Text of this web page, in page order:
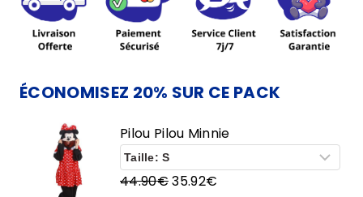
ÉCONOMISEZ 20% SUR CE PACK
Pilou Pilou Minnie
44.90€Le
35.92€